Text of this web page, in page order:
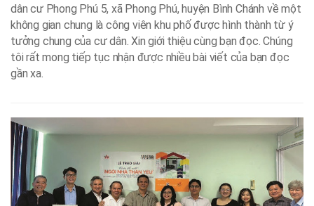
dân cư Phong Phú 5, xã Phong Phú, huyện Bình Chánh về một
không gian chung là công viên khu phố được hình thành từ ý
tưởng chung của cư dân. Xin giới thiệu cùng bạn đọc. Chúng
tôi rất mong tiếp tục nhận được nhiều bài viết của bạn đọc
gần xa.